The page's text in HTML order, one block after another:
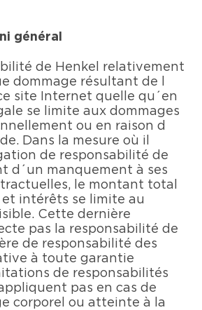
général
de Henkel relativement
dommage résultant de l
site Internet quelle qu´en
se limite aux dommages
ou en raison d
Dans la mesure où il
de responsabilité de
d´un manquement à ses
le montant total
et intérêts se limite au
Cette dernière
pas la responsabilité de
de responsabilité des
à toute garantie
de responsabilités
pas en cas de
corporel ou atteinte à la